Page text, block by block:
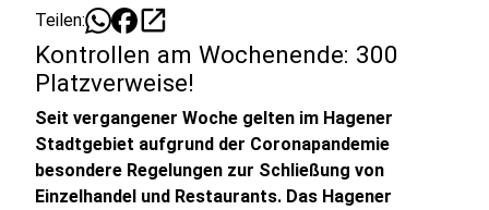
Teilen: open_in_new
Kontrollen am Wochenende: 300
Platzverweise!
Seit vergangener Woche gelten im Hagener
Stadtgebiet aufgrund der Coronapandemie
besondere Regelungen zur Schließung von
Einzelhandel und Restaurants. Das Hagener